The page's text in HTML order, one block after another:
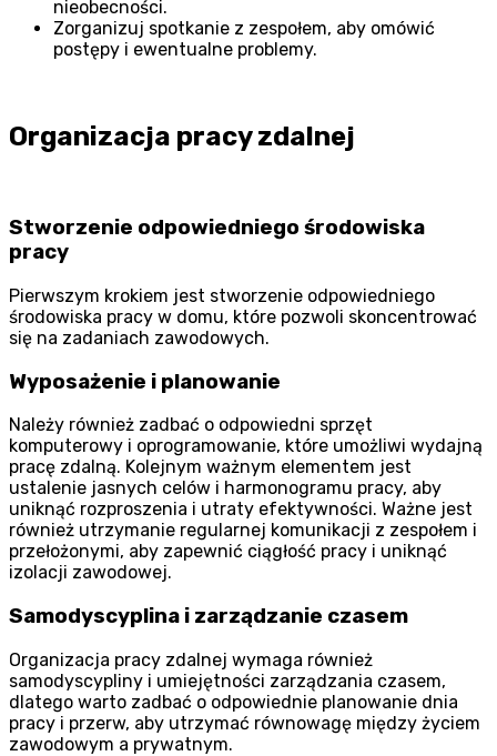
nieobecności.
Zorganizuj spotkanie z zespołem, aby omówić
postępy i ewentualne problemy.
Organizacja pracy zdalnej
Stworzenie odpowiedniego środowiska
pracy
Pierwszym krokiem jest stworzenie odpowiedniego
środowiska pracy w domu, które pozwoli skoncentrować
się na zadaniach zawodowych.
Wyposażenie i planowanie
Należy również zadbać o odpowiedni sprzęt
komputerowy i oprogramowanie, które umożliwi wydajną
pracę zdalną. Kolejnym ważnym elementem jest
ustalenie jasnych celów i harmonogramu pracy, aby
uniknąć rozproszenia i utraty efektywności. Ważne jest
również utrzymanie regularnej komunikacji z zespołem i
przełożonymi, aby zapewnić ciągłość pracy i uniknąć
izolacji zawodowej.
Samodyscyplina i zarządzanie czasem
Organizacja pracy zdalnej wymaga również
samodyscypliny i umiejętności zarządzania czasem,
dlatego warto zadbać o odpowiednie planowanie dnia
pracy i przerw, aby utrzymać równowagę między życiem
zawodowym a prywatnym.